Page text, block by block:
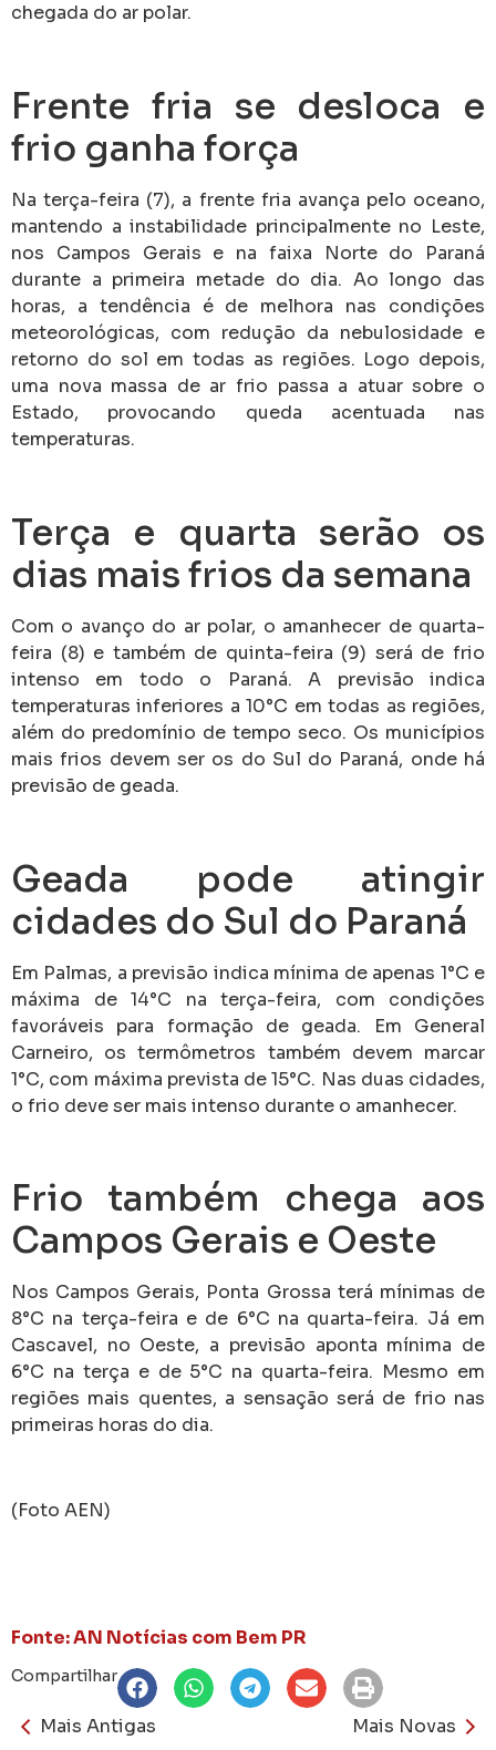
chegada do ar polar.
Frente fria se desloca e
frio ganha força
Na terça-feira (7), a frente fria avança pelo oceano,
mantendo a instabilidade principalmente no Leste,
nos Campos Gerais e na faixa Norte do Paraná
durante a primeira metade do dia. Ao longo das
horas, a tendência é de melhora nas condições
meteorológicas, com redução da nebulosidade e
retorno do sol em todas as regiões. Logo depois,
uma nova massa de ar frio passa a atuar sobre o
Estado, provocando queda acentuada nas
temperaturas.
Terça e quarta serão os
dias mais frios da semana
Com o avanço do ar polar, o amanhecer de quarta-
feira (8) e também de quinta-feira (9) será de frio
intenso em todo o Paraná. A previsão indica
temperaturas inferiores a 10°C em todas as regiões,
além do predomínio de tempo seco. Os municípios
mais frios devem ser os do Sul do Paraná, onde há
previsão de geada.
Geada pode atingir
cidades do Sul do Paraná
Em Palmas, a previsão indica mínima de apenas 1°C e
máxima de 14°C na terça-feira, com condições
favoráveis para formação de geada. Em General
Carneiro, os termômetros também devem marcar
1°C, com máxima prevista de 15°C. Nas duas cidades,
o frio deve ser mais intenso durante o amanhecer.
Frio também chega aos
Campos Gerais e Oeste
Nos Campos Gerais, Ponta Grossa terá mínimas de
8°C na terça-feira e de 6°C na quarta-feira. Já em
Cascavel, no Oeste, a previsão aponta mínima de
6°C na terça e de 5°C na quarta-feira. Mesmo em
regiões mais quentes, a sensação será de frio nas
primeiras horas do dia.
(Foto AEN)
Fonte: AN Notícias com Bem PR
Compartilhar
Mais Antigas Mais Novas